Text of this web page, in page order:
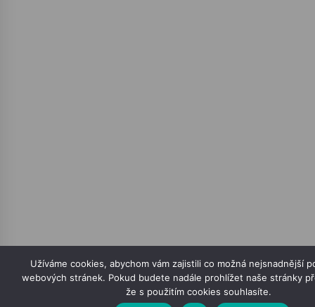
Užíváme cookies, abychom vám zajistili co možná nejsnadnější
webových stránek. Pokud budete nadále prohlížet naše stránky
že s použitím cookies souhlasíte.